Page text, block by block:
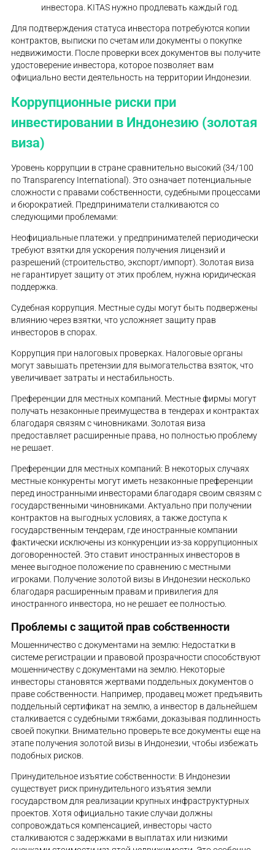
инвестора. KITAS нужно продлевать каждый год.
Для подтверждения статуса инвестора потребуются копии
контрактов, выписки по счетам или документы о покупке
недвижимости. После проверки всех документов вы получите
удостоверение инвестора, которое позволяет вам
официально вести деятельность на территории Индонезии.
Коррупционные риски при
инвестировании в Индонезию (золотая
виза)
Уровень коррупции в стране сравнительно высокий (34/100
по Transparency International). Это означает потенциальные
сложности с правами собственности, судебными процессами
и бюрократией. Предприниматели сталкиваются со
следующими проблемами:
Неофициальные платежи. у предпринимателей периодически
требуют взятки для ускорения получения лицензий и
разрешений (строительство, экспорт/импорт). Золотая виза
не гарантирует защиту от этих проблем, нужна юридическая
поддержка.
Судебная коррупция. Местные суды могут быть подвержены
влиянию через взятки, что усложняет защиту прав
инвесторов в спорах.
Коррупция при налоговых проверках. Налоговые органы
могут завышать претензии для вымогательства взяток, что
увеличивает затраты и нестабильность.
Преференции для местных компаний. Местные фирмы могут
получать незаконные преимущества в тендерах и контрактах
благодаря связям с чиновниками. Золотая виза
предоставляет расширенные права, но полностью проблему
не решает.
Преференции для местных компаний: В некоторых случаях
местные конкуренты могут иметь незаконные преференции
перед иностранными инвесторами благодаря своим связям с
государственными чиновниками. Актуально при получении
контрактов на выгодных условиях, а также доступа к
государственным тендерам, где иностранные компании
фактически исключены из конкуренции из-за коррупционных
договоренностей. Это ставит иностранных инвесторов в
менее выгодное положение по сравнению с местными
игроками. Получение золотой визы в Индонезии несколько
благодаря расширенным правам и привилегия для
иностранного инвестора, но не решает ее полностью.
Проблемы с защитой прав собственности
Мошенничество с документами на землю: Недостатки в
системе регистрации и правовой прозрачности способствуют
мошенничеству с документами на землю. Некоторые
инвесторы становятся жертвами поддельных документов о
праве собственности. Например, продавец может предъявить
поддельный сертификат на землю, а инвестор в дальнейшем
сталкивается с судебными тяжбами, доказывая подлинность
своей покупки. Внимательно проверьте все документы еще на
этапе получения золотой визы в Индонезии, чтобы избежать
подобных рисков.
Принудительное изъятие собственности: В Индонезии
существует риск принудительного изъятия земли
государством для реализации крупных инфраструктурных
проектов. Хотя официально такие случаи должны
сопровождаться компенсацией, инвесторы часто
сталкиваются с задержками в выплатах или низкими